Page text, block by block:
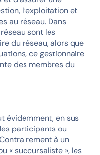
l’exploitation et
au réseau. Dans
sont les
du réseau, alors que
ce gestionnaire
des membres du
évidemment, en sus
participants ou
à un
« succursaliste », les